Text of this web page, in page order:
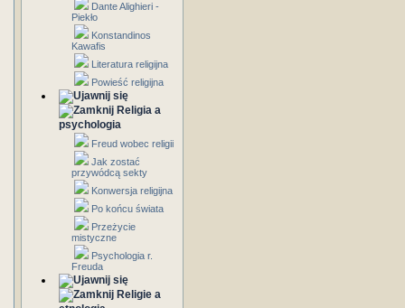
Dante Alighieri -
Piekło
Konstandinos
Kawafis
Literatura religijna
Powieść religijna
Religia a
psychologia
Freud wobec religii
Jak zostać
przywódcą sekty
Konwersja religijna
Po końcu świata
Przeżycie
mistyczne
Psychologia r.
Freuda
Religie a